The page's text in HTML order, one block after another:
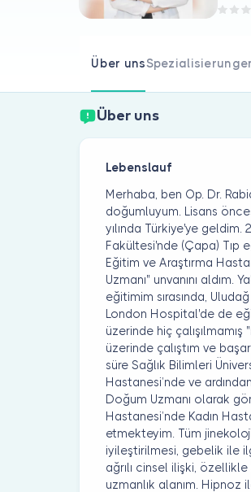
Über uns
Über uns
Lebenslauf
Merhaba, ben Op. Dr.
doğumluyum. Lisans
yılında Türkiye'ye geldim.
Fakültesi'nde (Çapa) Tıp
Eğitim ve Araştırma
Uzmanı" unvanını aldım.
eğitimim sırasında,
London Hospital'de de
üzerinde hiç
üzerinde çalıştım ve
süre Sağlık Bilimleri
Hastanesi’nde ve
Doğum Uzmanı olarak
Hastanesi’nde Kadın
etmekteyim. Tüm
iyileştirilmesi, gebelik ile
ağrılı cinsel ilişki,
uzmanlık alanım. Hipnoz